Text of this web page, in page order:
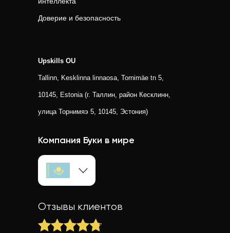
Доверие и безопасность
Upskills OU
Tallinn, Kesklinna linnaosa, Tornimäe tn 5,
10145, Estonia (г. Таллин, район Кесклинн,
улица Торнимяэ 5, 10145, Эстония)
Компания Буки в мире
Отзывы клиентов